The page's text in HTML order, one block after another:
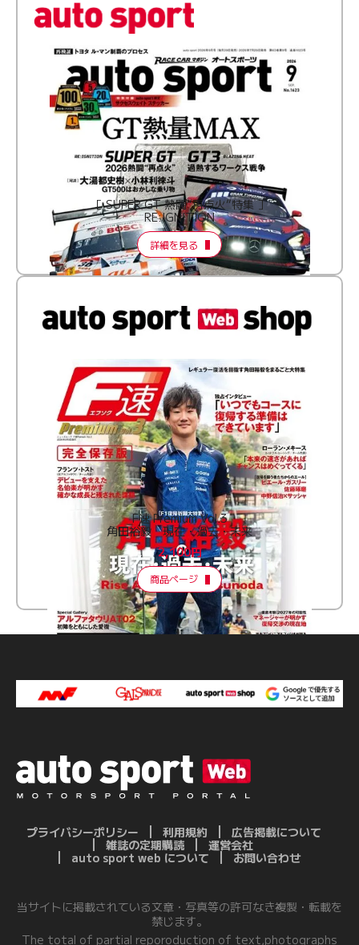
［ SUPER GT 熱闘“再点火”特集 ］
RE:IGNITION
詳細を見る
F速 Premium Vol.3
角田裕毅 現在・過去・未来
2,100円
商品ページ
プライバシーポリシー 利用規約
広告掲載について
雑誌の定期購読
運営会社
auto sport web について
お問い合わせ
当サイトに掲載されている文章・写真等の許可なき複製・転載を
禁じます。
The total of partial reporoduction of text,photographs